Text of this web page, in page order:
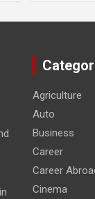
Agriculture
Auto
Business
Career
Career
Cinema